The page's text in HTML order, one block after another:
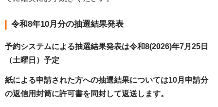
令和8年10月分の抽選結果発表
予約システムによる抽選結果発表は令和8(2026)年7月25日
（土曜日）予定
紙による申請された方への抽選結果については10月申請分
の返信用封筒に許可書を同封して返送します。